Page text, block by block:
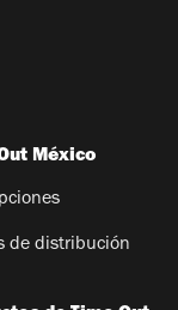
México
de distribución